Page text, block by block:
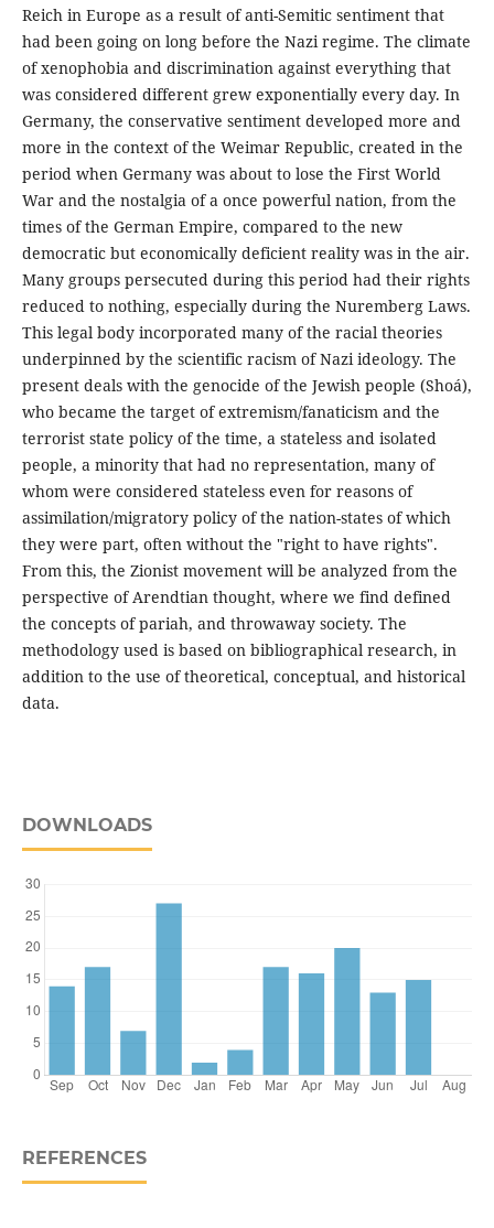
Reich in Europe as a result of anti-Semitic sentiment that
had been going on long before the Nazi regime. The climate
of xenophobia and discrimination against everything that
was considered different grew exponentially every day. In
Germany, the conservative sentiment developed more and
more in the context of the Weimar Republic, created in the
period when Germany was about to lose the First World
War and the nostalgia of a once powerful nation, from the
times of the German Empire, compared to the new
democratic but economically deficient reality was in the air.
Many groups persecuted during this period had their rights
reduced to nothing, especially during the Nuremberg Laws.
This legal body incorporated many of the racial theories
underpinned by the scientific racism of Nazi ideology. The
present deals with the genocide of the Jewish people (Shoá),
who became the target of extremism/fanaticism and the
terrorist state policy of the time, a stateless and isolated
people, a minority that had no representation, many of
whom were considered stateless even for reasons of
assimilation/migratory policy of the nation-states of which
they were part, often without the "right to have rights".
From this, the Zionist movement will be analyzed from the
perspective of Arendtian thought, where we find defined
the concepts of pariah, and throwaway society. The
methodology used is based on bibliographical research, in
addition to the use of theoretical, conceptual, and historical
data.
DOWNLOADS
REFERENCES